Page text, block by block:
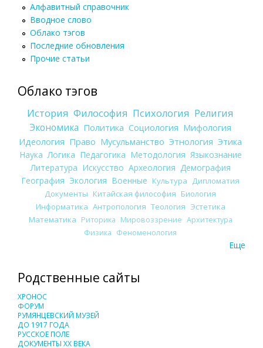
Алфавитный справочник
Вводное слово
Облако тэгов
Последние обновления
Прочие статьи
Облако тэгов
История Философия Психология Религия
Экономика Политика Социология Мифология
Идеология Право Мусульманство Этнология Этика
Наука Логика Педагогика Методология Языкознание
Литература Искусство Археология Демография
География Экология Военные Культура
Дипломатия
Документы Китайская философия Биология
Информатика Антропология Теология Эстетика
Математика Риторика Мировоззрение Архитектура
Физика Феноменология
Еще
Родственные сайты
ХРОНОС
ФОРУМ
РУМЯНЦЕВСКИЙ МУЗЕЙ
ДО 1917 ГОДА
РУССКОЕ ПОЛЕ
ДОКУМЕНТЫ XX ВЕКА